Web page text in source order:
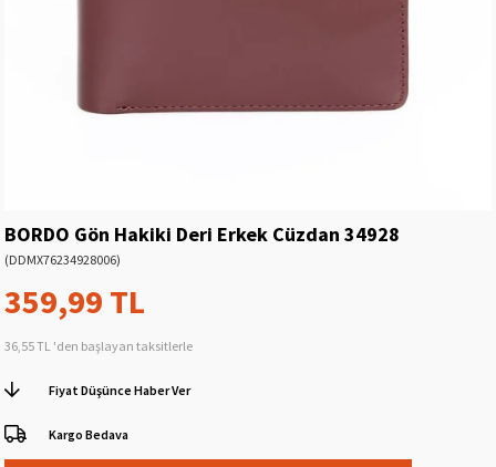
BORDO Gön Hakiki Deri Erkek Cüzdan 34928
(DDMX76234928006)
359,99 TL
36,55 TL 'den başlayan taksitlerle
Fiyat Düşünce Haber Ver
Kargo Bedava